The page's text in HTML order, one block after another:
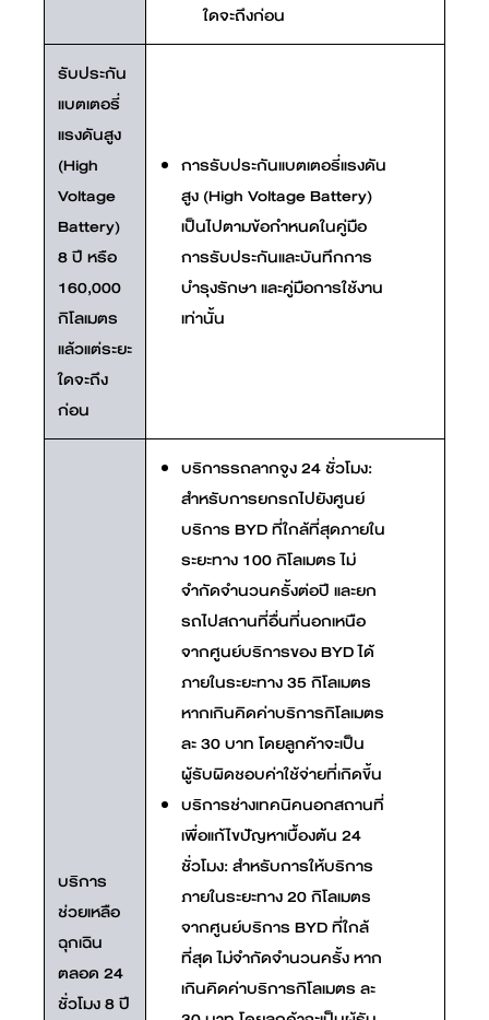
ใดจะถึงก่อน
รับประกัน
แบตเตอรี่
แรงดันสูง
(High
Voltage
Battery)
8 ปี หรือ
160,000
กิโลเมตร
แล้วแต่ระยะ
ใดจะถึง
ก่อน
การรับประกันแบตเตอรี่แรงดัน
สูง (High Voltage Battery)
เป็นไปตามข้อกำหนดในคู่มือ
การรับประกันและบันทึกการ
บำรุงรักษา และคู่มือการใช้งาน
เท่านั้น
บริการ
ช่วยเหลือ
ฉุกเฉิน
ตลอด 24
ชั่วโมง 8 ปี
บริการรถลากจูง 24 ชั่วโมง:
สำหรับการยกรถไปยังศูนย์
บริการ BYD ที่ใกล้ที่สุดภายใน
ระยะทาง 100 กิโลเมตร ไม่
จำกัดจำนวนครั้งต่อปี และยก
รถไปสถานที่อื่นที่นอกเหนือ
จากศูนย์บริการของ BYD ได้
ภายในระยะทาง 35 กิโลเมตร
หากเกินคิดค่าบริการกิโลเมตร
ละ 30 บาท โดยลูกค้าจะเป็น
ผู้รับผิดชอบค่าใช้จ่ายที่เกิดขึ้น
บริการช่างเทคนิคนอกสถานที่
เพื่อแก้ไขปัญหาเบื้องต้น 24
ชั่วโมง: สำหรับการให้บริการ
ภายในระยะทาง 20 กิโลเมตร
จากศูนย์บริการ BYD ที่ใกล้
ที่สุด ไม่จำกัดจำนวนครั้ง หาก
เกินคิดค่าบริการกิโลเมตร ละ